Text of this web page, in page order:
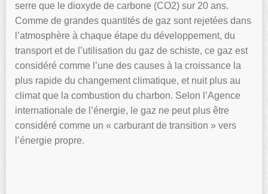
serre que le dioxyde de carbone (CO2) sur 20 ans.
Comme de grandes quantités de gaz sont rejetées dans
l’atmosphère à chaque étape du développement, du
transport et de l’utilisation du gaz de schiste, ce gaz est
considéré comme l’une des causes à la croissance la
plus rapide du changement climatique, et nuit plus au
climat que la combustion du charbon. Selon l’Agence
internationale de l’énergie, le gaz ne peut plus être
considéré comme un « carburant de transition » vers
l’énergie propre.